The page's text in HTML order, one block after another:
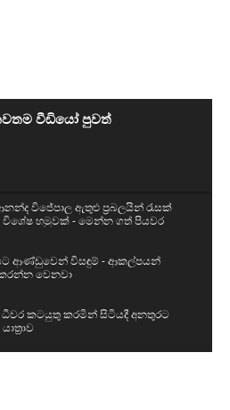
වීඩියෝ පුවත්
විජේපාල ඇතුළු ප්‍රබලයින් රැසක්
හමුවක් - මෙන්න ගත් පියවර
ආණ්ඩුවෙන් විසඳුම් - ආකල්පයන්
වෙනවා
කටයුතු කරමින් සිටියදී අනතුරට